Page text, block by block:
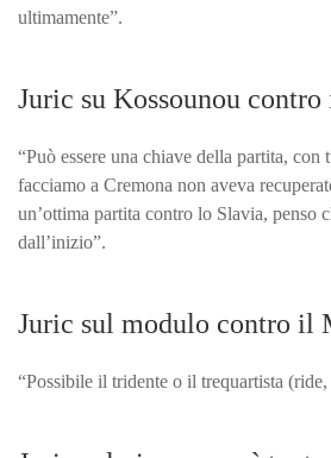
ultimamente”.
Juric su Kossounou
“Può essere una chiave della partita, con
facciamo a Cremona non aveva
un’ottima partita contro lo Slavia, penso
dall’inizio”.
Juric sul modulo contro il
“Possibile il tridente o il trequartista (ride,